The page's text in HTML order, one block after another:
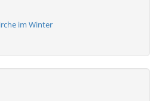
im Winter